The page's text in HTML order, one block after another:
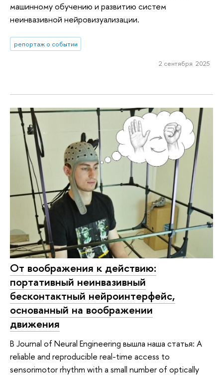
машинному обучению и развитию систем
неинвазивной нейровизуализации.
репортаж о событии
2 сентября 2025
От воображения к действию:
портативный неинвазивный
бесконтактный нейроинтерфейс,
основанный на воображении
движения
В Journal of Neural Engineering вышла наша статья: A
reliable and reproducible real-time access to
sensorimotor rhythm with a small number of optically